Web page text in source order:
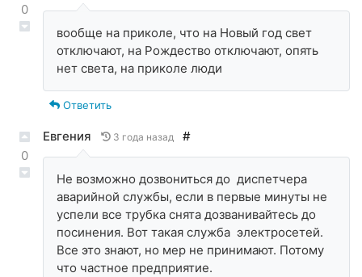
0
вообще на приколе, что на Новый год свет
отключают, на Рождество отключают, опять
нет света, на приколе люди
Ответить
0
Евгения 3 года назад #
Не возможно дозвониться до диспетчера
аварийной службы, если в первые минуты не
успели все трубка снята дозванивайтесь до
посинения. Вот такая служба электросетей.
Все это знают, но мер не принимают. Потому
что частное предприятие.